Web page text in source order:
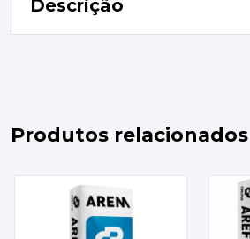
Descrição
Produtos relacionados